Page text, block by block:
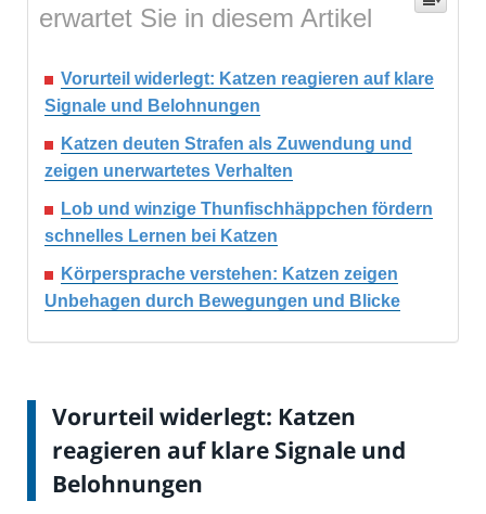
erwartet Sie in diesem Artikel
Vorurteil widerlegt: Katzen reagieren auf klare
Signale und Belohnungen
Katzen deuten Strafen als Zuwendung und
zeigen unerwartetes Verhalten
Lob und winzige Thunfischhäppchen fördern
schnelles Lernen bei Katzen
Körpersprache verstehen: Katzen zeigen
Unbehagen durch Bewegungen und Blicke
Vorurteil widerlegt: Katzen
reagieren auf klare Signale und
Belohnungen